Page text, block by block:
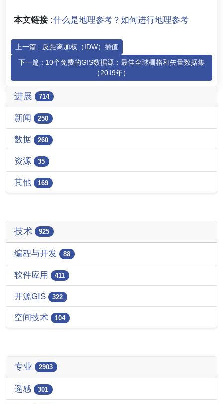
本文链接 :什么是地理参考？如何进行地理参考
上一篇 : 反距离加权（IDW）插值
下一篇 : 10个免费的GIS数据源：最佳全球栅格和矢量数据集
（2019年）
进展 714
新闻 250
数据 260
资源 35
其他 169
技术 925
编程与开发 88
软件应用 411
开源GIS 322
空间技术 104
专业 2903
遥感 301